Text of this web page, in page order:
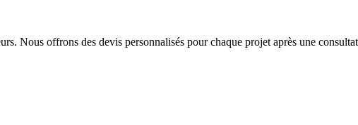
Nous offrons des devis personnalisés pour chaque projet après une